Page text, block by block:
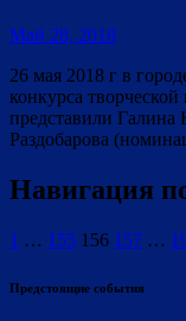
Май 28, 2018
26 мая 2018 г в
конкурса
представили Галина
Раздобарова
Навигация
1 … 155 156 157 …
Предстоящие события